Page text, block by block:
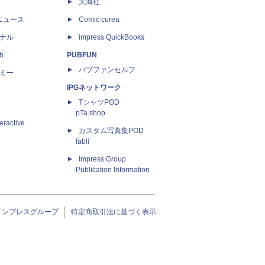
ュース
ル
ー
天海社
Comic curea
impress QuickBooks
PUBFUN
パブファンセルフ
IPGネットワーク
TシャツPOD
pTa.shop
カスタム写真集POD
fabli
Impress Group
Publication Information
ンプレスグループ 特定商取引法に基づく表示